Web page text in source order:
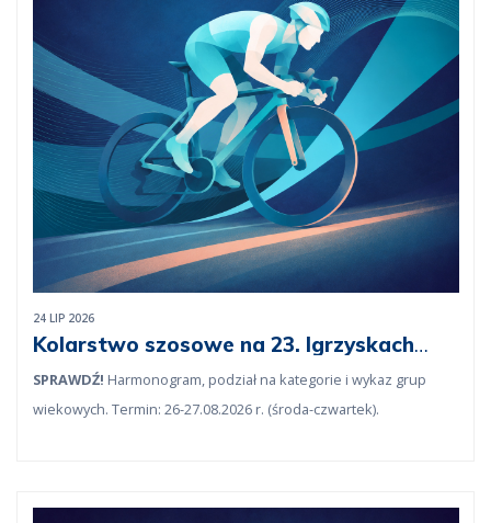
24 LIP 2026
Kolarstwo szosowe na 23. Igrzyskach
lekarskich
SPRAWDŹ! Harmonogram, podział na kategorie i wykaz grup
wiekowych. Termin: 26-27.08.2026 r. (środa-czwartek).